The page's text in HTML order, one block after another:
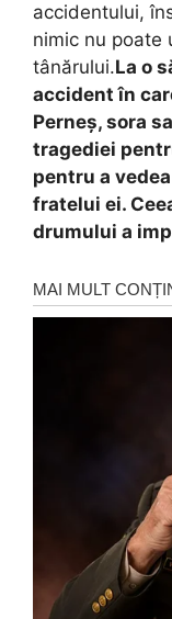
accidentului,
nimic nu poate
tânărului.La o
accident în
Perneș, sora
tragediei
pentru a
fratelui ei.
drumului a